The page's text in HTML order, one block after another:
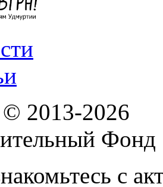
2013-2026
с